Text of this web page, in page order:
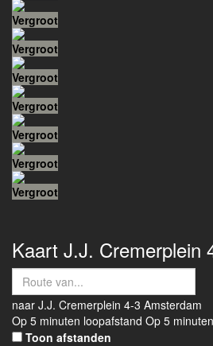
Vergroot
Vergroot
Vergroot
Vergroot
Vergroot
Vergroot
Vergroot
Kaart J.J. Cremerplein
naar J.J. Cremerplein 4-3 Amsterdam
Op 5 minuten loopafstand Op 5
Toon afstanden